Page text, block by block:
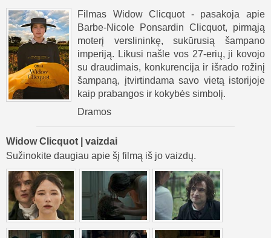
Filmas Widow Clicquot - pasakoja apie
Barbe-Nicole Ponsardin Clicquot, pirmąją
moterį verslininkę, sukūrusią šampano
imperiją. Likusi našle vos 27-erių, ji kovojo
su draudimais, konkurencija ir išrado rožinį
šampaną, įtvirtindama savo vietą istorijoje
kaip prabangos ir kokybės simbolį.
Dramos
Widow Clicquot | vaizdai
Sužinokite daugiau apie šį filmą iš jo vaizdų.